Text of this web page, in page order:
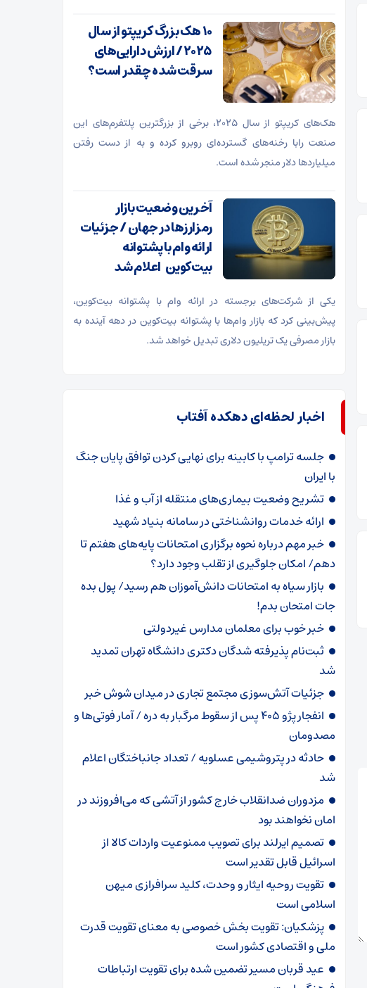
۱۰ هک بزرگ کریپتو از سال
۲۰۲۵ / ارزش دارایی‌های
سرقت شده چقدر است؟
هک‌های کریپتو از سال ۲۰۲۵، برخی از بزرگترین پلتفرم‌های این
صنعت رابا رخنه‌های گسترده‌ای روبرو کرده و به از دست رفتن
میلیاردها دلار منجر شده است.
آخرین وضعیت بازار
رمزارزها در جهان / جزئیات
ارائه وام با پشتوانه
بیت‌کوین اعلام شد
یکی از شرکت‌های برجسته در ارائه وام با پشتوانه بیت‌کوین،
پیش‌بینی کرد که بازار وام‌ها با پشتوانه‌ بیت‌کوین در دهه آینده به
بازار مصرفی یک تریلیون دلاری تبدیل خواهد شد.
اخبار لحظه‌ای دهکده آفتاب
جلسه ترامپ با کابینه برای نهایی کردن توافق پایان جنگ
با ایران
تشریح وضعیت بیماری‌های منتقله از آب و غذا
ارائه خدمات روانشناختی در سامانه بنیاد شهید
خبر مهم درباره نحوه برگزاری امتحانات پایه‌های هفتم تا
دهم/ امکان جلوگیری از تقلب وجود دارد؟
بازار سیاه به امتحانات دانش‌آموزان هم رسید/ پول بده
جات امتحان بدم!
خبر خوب برای معلمان مدارس غیردولتی
ثبت‌نام پذیرفته شدگان دکتری دانشگاه تهران تمدید
شد
جزئیات آتش‌سوزی مجتمع تجاری در میدان شوش خبر
انفجار پژو ۴۰۵ پس از سقوط مرگبار به دره / آمار فوتی‌ها و
مصدومان
حادثه در پتروشیمی عسلویه / تعداد جانباختگان اعلام
شد
مزدوران ضدانقلاب خارج کشور از آتشی که می‌افروزند در
امان نخواهند بود
تصمیم ایرلند برای تصویب ممنوعیت واردات کالا از
اسرائیل قابل تقدیر است
تقویت روحیه ایثار و وحدت، کلید سرافرازی میهن
اسلامی است
پزشکیان: تقویت بخش خصوصی به معنای تقویت قدرت
ملی و اقتصادی کشور است
عید قربان مسیر تضمین شده برای تقویت ارتباطات